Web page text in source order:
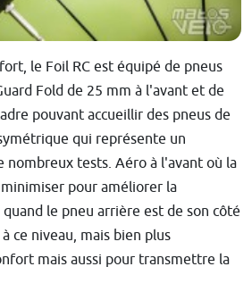
le Foil RC est équipé de pneus
Fold de 25 mm à l'avant et de
pouvant accueillir des pneus de
qui représente un
nombreux tests. Aéro à l'avant où la
pour améliorer la
le pneu arrière est de son côté
ce niveau, mais bien plus
mais aussi pour transmettre la